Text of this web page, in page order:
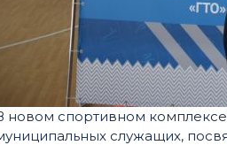
новом спортивном
служащих,